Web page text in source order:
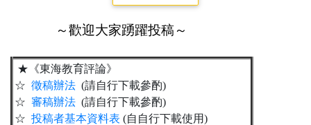
～歡迎大家踴躍投稿～
★《東海教育評論》
☆ 徵稿辦法 (請自行下載參酌)
☆ 審稿辦法 (請自行下載參酌)
☆ 投稿者基本資料表 (自自行下載使用)